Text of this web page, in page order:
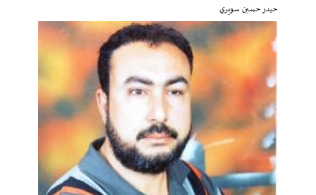
حيدر حسين سويري